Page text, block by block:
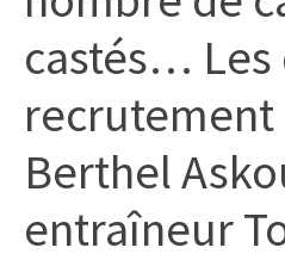
castés… Les
recrutement
Berthel
entraîneur